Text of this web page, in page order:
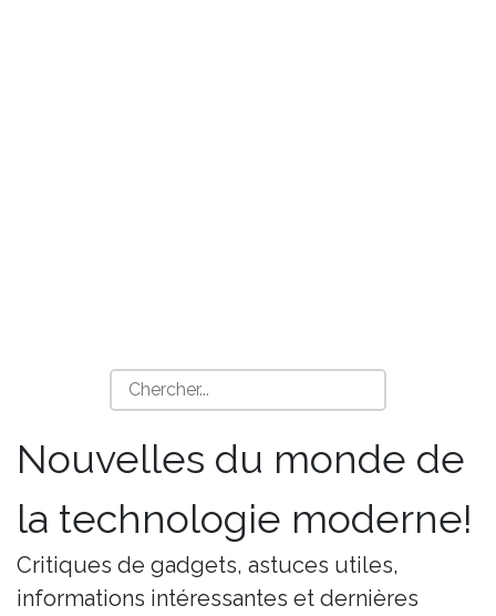
Nouvelles du monde de
la technologie moderne!
Critiques de gadgets, astuces utiles,
informations intéressantes et dernières